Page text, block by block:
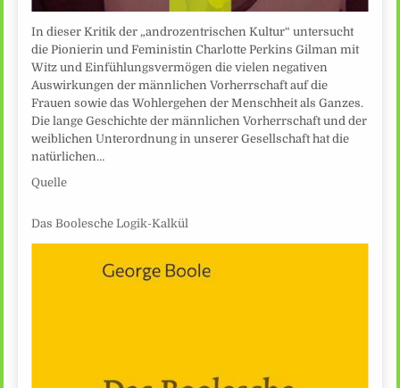
In dieser Kritik der „androzentrischen Kultur“ untersucht
die Pionierin und Feministin Charlotte Perkins Gilman mit
Witz und Einfühlungsvermögen die vielen negativen
Auswirkungen der männlichen Vorherrschaft auf die
Frauen sowie das Wohlergehen der Menschheit als Ganzes.
Die lange Geschichte der männlichen Vorherrschaft und der
weiblichen Unterordnung in unserer Gesellschaft hat die
natürlichen…
Quelle
Das Boolesche Logik-Kalkül